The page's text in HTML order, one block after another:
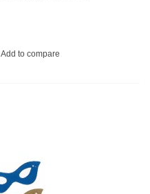
Add to compare